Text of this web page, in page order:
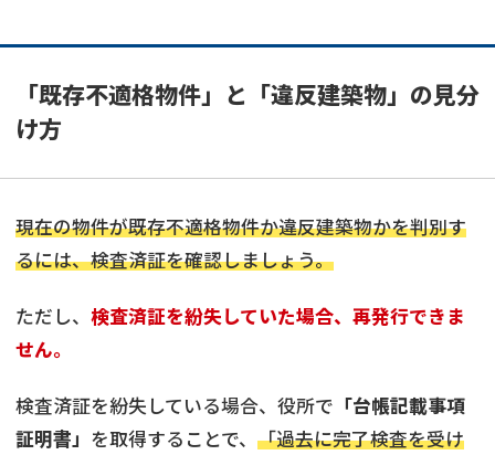
「既存不適格物件」と「違反建築物」の見分
け方
現在の物件が既存不適格物件か違反建築物かを判別す
るには、検査済証を確認しましょう。
ただし、 検査済証を紛失していた場合、再発行できま
せん。
検査済証を紛失している場合、役所で 「台帳記載事項
証明書」 を取得することで、 「過去に完了検査を受け